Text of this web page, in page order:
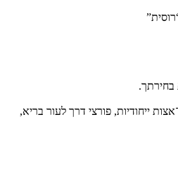
בחירתך.
ייחודיות, פורצי דרך לעור בריא,